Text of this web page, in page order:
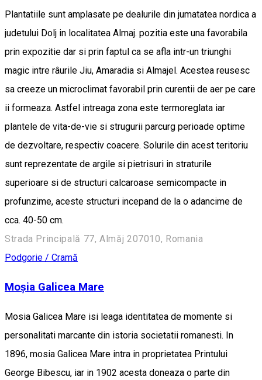
Plantatiile sunt amplasate pe dealurile din jumatatea nordica a
judetului Dolj in localitatea Almaj. pozitia este una favorabila
prin expozitie dar si prin faptul ca se afla intr-un triunghi
magic intre râurile Jiu, Amaradia si Almajel. Acestea reusesc
sa creeze un microclimat favorabil prin curentii de aer pe care
ii formeaza. Astfel intreaga zona este termoreglata iar
plantele de vita-de-vie si strugurii parcurg perioade optime
de dezvoltare, respectiv coacere. Solurile din acest teritoriu
sunt reprezentate de argile si pietrisuri in straturile
superioare si de structuri calcaroase semicompacte in
profunzime, aceste structuri incepand de la o adancime de
cca. 40-50 cm.
Strada Principală 77, Almăj 207010, Romania
Podgorie / Cramă
Moșia Galicea Mare
Mosia Galicea Mare isi leaga identitatea de momente si
personalitati marcante din istoria societatii romanesti. In
1896, mosia Galicea Mare intra in proprietatea Printului
George Bibescu, iar in 1902 acesta doneaza o parte din